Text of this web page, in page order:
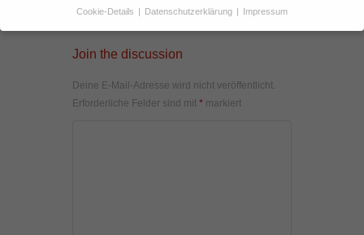
Join the discussion
Deine E-Mail-Adresse wird nicht veröffentlicht.
Erforderliche Felder sind mit * markiert
Cookie-Details Datenschutzerklärung Impressum
Datenschutzeinstellungen
Wenn Sie unter 16 Jahre alt sind und Ihre Zustimmung zu
Erziehungsberechtigten um Erlaubnis bitten.
Wir verwenden Cookies und andere Technologien auf unserer